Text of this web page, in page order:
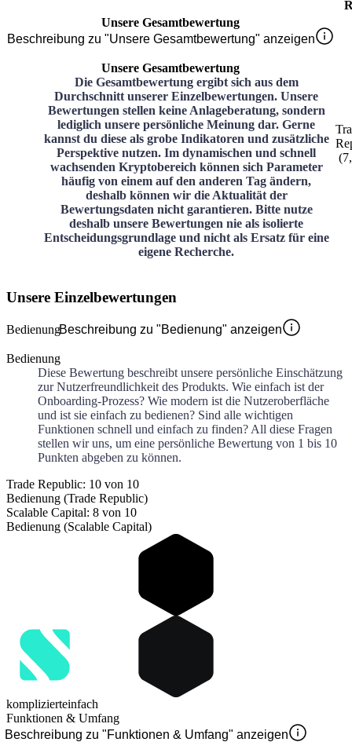
Unsere Gesamtbewertung
Beschreibung zu "Unsere Gesamtbewertung" anzeigen
Unsere Gesamtbewertung
Die Gesamtbewertung ergibt sich aus dem
Durchschnitt unserer Einzelbewertungen. Unsere
Bewertungen stellen keine Anlageberatung, sondern
lediglich unsere persönliche Meinung dar. Gerne
kannst du diese als grobe Indikatoren und zusätzliche
Perspektive nutzen. Im dynamischen und schnell
wachsenden Kryptobereich können sich Parameter
häufig von einem auf den anderen Tag ändern,
deshalb können wir die Aktualität der
Bewertungsdaten nicht garantieren. Bitte nutze
deshalb unsere Bewertungen nie als isolierte
Entscheidungsgrundlage und nicht als Ersatz für eine
eigene Recherche.
(
Unsere Einzelbewertungen
BedienungBeschreibung zu "Bedienung" anzeigen
Bedienung
Diese Bewertung beschreibt unsere persönliche Einschätzung
zur Nutzerfreundlichkeit des Produkts. Wie einfach ist der
Onboarding-Prozess? Wie modern ist die Nutzeroberfläche
und ist sie einfach zu bedienen? Sind alle wichtigen
Funktionen schnell und einfach zu finden? All diese Fragen
stellen wir uns, um eine persönliche Bewertung von 1 bis 10
Punkten abgeben zu können.
Trade Republic: 10 von 10
Bedienung (Trade Republic)
Scalable Capital: 8 von 10
Bedienung (Scalable Capital)
komplizierteinfach
Funktionen & Umfang
Beschreibung zu "Funktionen & Umfang" anzeigen